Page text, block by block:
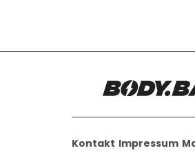
Kontakt Impressum